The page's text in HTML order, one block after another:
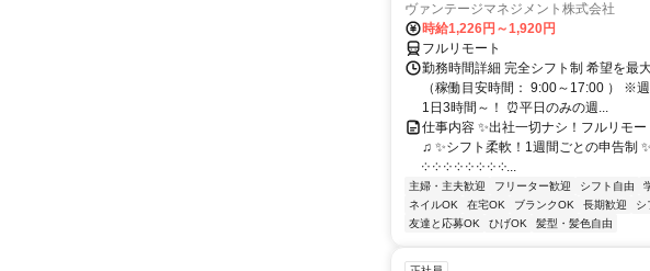
ヴァンテージマネジメント株式会社
時給1,226円～1,920円
フルリモート
勤務時間詳細 完全シフト制 希望を最
（稼働目安時間： 9:00～17:00 ） ※
1日3時間～！ ⏰平日のみの週...
仕事内容 ✨出社一切ナシ！フルリモ
♫ ✨シフト柔軟！1週間ごとの申告制
༶ ༶ ༶ ༶ ༶ ༶ ༶ ༶...
主婦・主夫歓迎 フリーター歓迎 シフト自由
ネイルOK
在宅OK ブランクOK 長期歓迎 シ
友達と応募OK
ひげOK 髪型・髪色自由